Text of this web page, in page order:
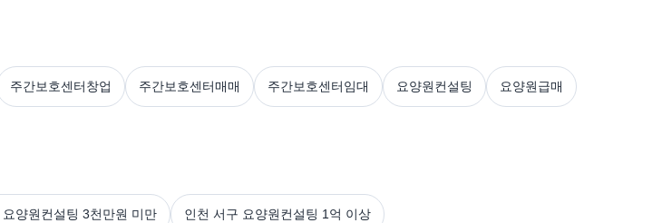
주간보호센터창업 주간보호센터매매 주간보호센터임대 요양원컨설팅 요양원급매
양원컨설팅 3천만원 미만 인천 서구 요양원컨설팅 1억 이상